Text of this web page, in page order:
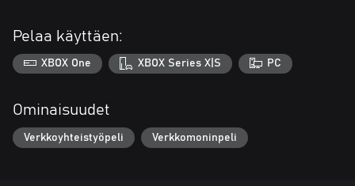
Pelaa käyttäen:
XBOX One XBOX Series X|S PC
Ominaisuudet
Verkkoyhteistyöpeli Verkkomoninpeli